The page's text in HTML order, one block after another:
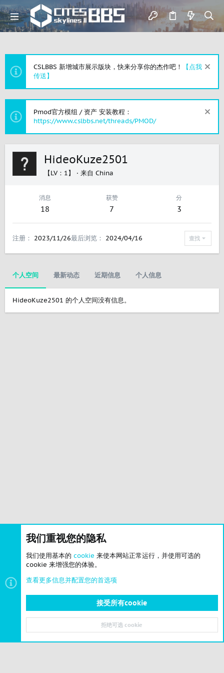
CSLBBS 新增城市展示版块，快来分享你的杰作吧！
【点我
传送】
Pmod官方模组 / 资产 安装教程：
https://www.cslbbs.net/threads/PMOD/
HideoKuze2501
【LV：1】 · 来自 China
消息
18
获赞
7
分
3
注册 2023/11/26最后浏览 2024/04/16 查找
个人空间 最新动态 近期信息 个人信息
HideoKuze2501 的个人空间没有信息。
顶部 底部
我们重视您的隐私
我们使用基本的 cookie 来使本网站正常运行，并使用可选的
cookie 来增强您的体验。
查看更多信息并配置您的首选项
接受所有cookie
拒绝可选 cookie